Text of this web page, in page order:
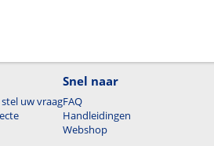
uw vraag
Snel naar
FAQ
Handleidingen
Webshop